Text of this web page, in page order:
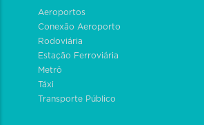
Aeroportos
Conexão Aeroporto
Rodoviária
Estação Ferroviária
Metrô
Táxi
Transporte Público